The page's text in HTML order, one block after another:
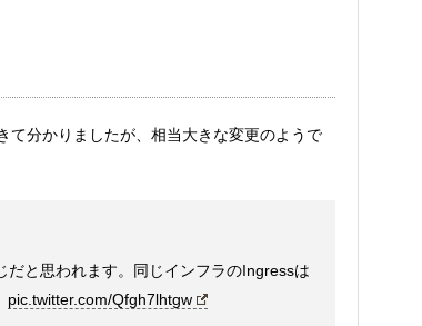
て分かりましたが、相当大きな変更のようで
と思われます。同じインフラのIngressは
pic.twitter.com/Qfgh7lhtgw